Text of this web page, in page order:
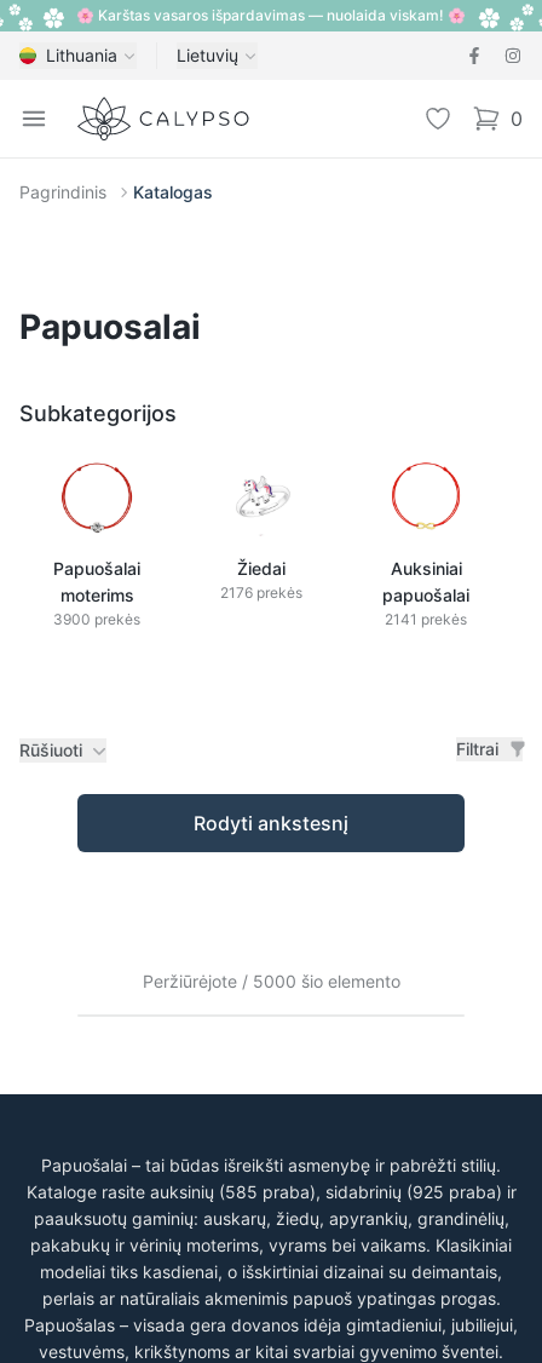
🌸 Karštas vasaros išpardavimas — nuolaida viskam! 🌸
Lithuania Lietuvių
Open menu
Calypso 0
items
Pagrindinis Katalogas
Papuosalai
Subkategorijos
Papuošalai
moterims
3900 prekės
Žiedai
2176 prekės
Auksiniai
papuošalai
2141 prekės
Papuošalai – tai būdas išreikšti asmenybę ir pabrėžti stilių.
Kataloge rasite auksinių (585 praba), sidabrinių (925 praba) ir
paauksuotų gaminių: auskarų, žiedų, apyrankių, grandinėlių,
pakabukų ir vėrinių moterims, vyrams bei vaikams. Klasikiniai
modeliai tiks kasdienai, o išskirtiniai dizainai su deimantais,
perlais ar natūraliais akmenimis papuoš ypatingas progas.
Papuošalas – visada gera dovanos idėja gimtadieniui, jubiliejui,
vestuvėms, krikštynoms ar kitai svarbiai gyvenimo šventei.
Rūšiuoti Filtrai
Prekės
Rodyti ankstesnį
Peržiūrėjote / 5000 šio elemento